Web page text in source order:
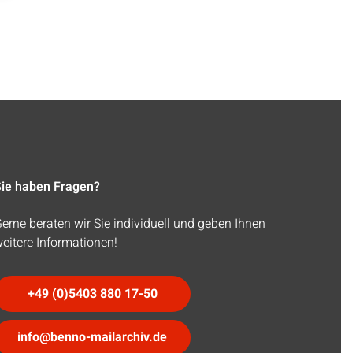
haben Fragen?
beraten wir Sie individuell und geben Ihnen
Informationen!
+49 (0)5403 880 17-50
info@benno-mailarchiv.de